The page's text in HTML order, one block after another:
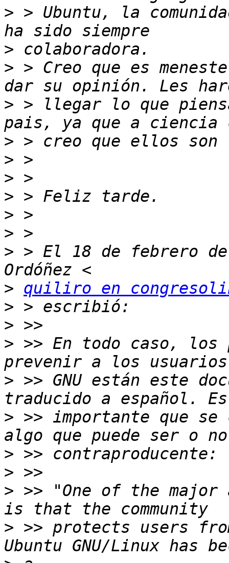
> > Ubuntu, la
>
> > Creo que es
> > llegar lo que
>
>
>
>
>
>
> > El 18 de febrero
> quiliro en
>
>
> >> En todo caso, los
> >> GNU están este
> >> importante que
>
>
> >> "One of the major
> >> protects users